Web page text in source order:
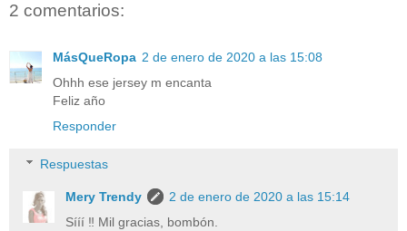
2 comentarios:
MásQueRopa 2 de enero de 2020 a las 15:08
Ohhh ese jersey m encanta
Feliz año
Responder
Respuestas
Mery Trendy
2 de enero de 2020 a las 15:14
Sííí ‼️ Mil gracias, bombón.